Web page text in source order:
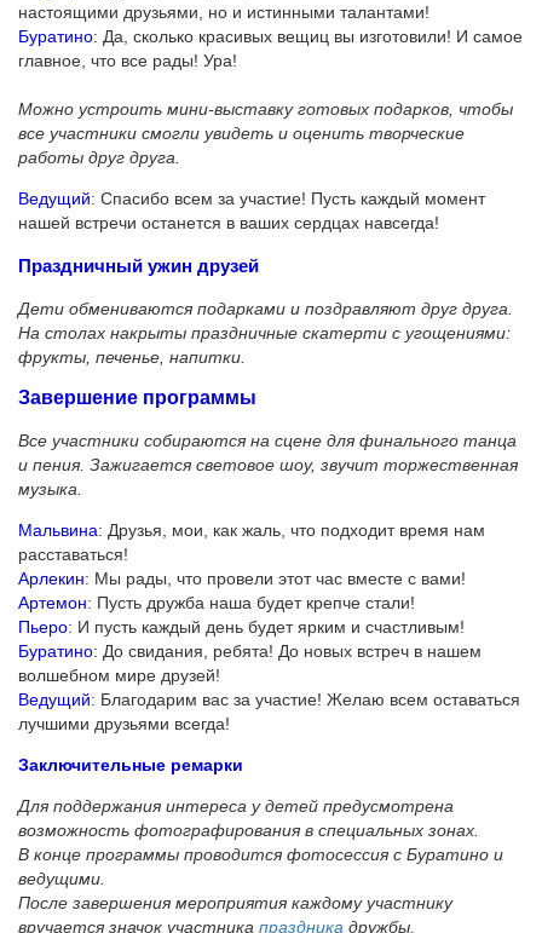
настоящими друзьями, но и истинными талантами!
Буратино: Да, сколько красивых вещиц вы изготовили! И самое
главное, что все рады! Ура!
Можно устроить мини-выставку готовых подарков, чтобы
все участники смогли увидеть и оценить творческие
работы друг друга
Ведущий: Спасибо всем за участие! Пусть каждый момент
нашей встречи останется в ваших сердцах навсегда!
Праздничный ужин друзей
Дети обмениваются подарками и поздравляют друг друга.
На столах накрыты праздничные скатерти с угощениями:
фрукты, печенье, напитки.
Завершение программы
Все участники собираются на сцене для финального танца
и пения. Зажигается световое шоу, звучит торжественная
музыка.
Мальвина: Друзья, мои, как жаль, что подходит время нам
расставаться!
Арлекин: Мы рады, что провели этот час вместе с вами!
Артемон: Пусть дружба наша будет крепче стали!
Пьеро: И пусть каждый день будет ярким и счастливым!
Буратино: До свидания, ребята! До новых встреч в нашем
волшебном мире друзей!
Ведущий: Благодарим вас за участие! Желаю всем оставаться
лучшими друзьями всегда!
Заключительные ремарки
Для поддержания интереса у детей предусмотрена
возможность фотографирования в специальных зонах.
В конце программы проводится фотосессия с Буратино и
ведущими.
После завершения мероприятия каждому участнику
вручается значок участника праздника дружбы.